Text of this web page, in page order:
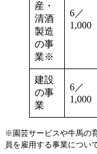
産・
清酒
製造
の事
業※
6／
1,000
建設
の事
業
6／
1,000
※園芸サービスや牛馬の
員を雇用する事業につい